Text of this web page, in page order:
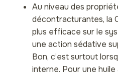
Au niveau des
décontracturantes, la
plus efficace sur le
une action sédative
Bon, c’est surtout
interne. Pour une